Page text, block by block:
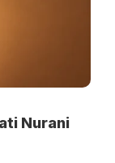
Nurani